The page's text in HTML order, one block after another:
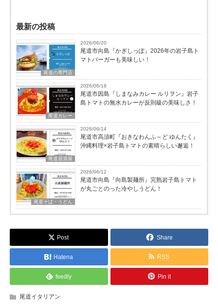
最新の投稿
尾道の専門店
2026/06/20
尾道市向島『かぎしっぽ』2026年の岩子島ト
マトバーガーも美味しい！
尾道カレー
2026/06/18
尾道市因島『しまなみカレー ルリヲン』岩子
島トマトの無水カレーが反則級の美味しさ！
尾道居酒屋
2026/06/14
尾道市高須町『おきなわんふ～ど ゆんたく』
沖縄料理×岩子島トマトの素晴らしい邂逅！
尾道そば・うどん
2026/06/12
尾道市向島『向島製麺所』完熟岩子島トマト
が丸ごとのった冷やしうどん！
Post Share
Hatena RSS
feedly Pin it
尾道イタリアン